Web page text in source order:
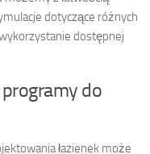
dotyczące różnych
dostępnej
programy do
łazienek może